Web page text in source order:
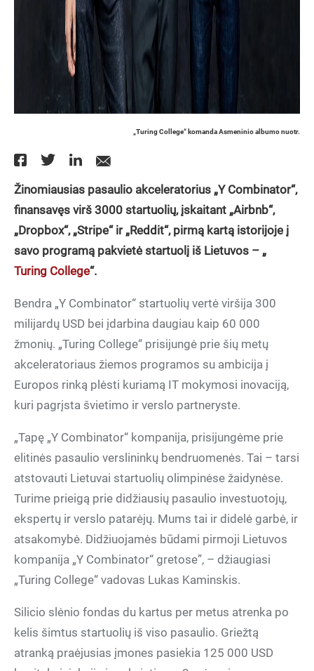
„Turing College“ komanda Asmeninio albumo nuotr.
Žinomiausias pasaulio akceleratorius „Y Combinator“,
finansavęs virš 3000 startuolių, įskaitant „Airbnb“,
„Dropbox“, „Stripe“ ir „Reddit“, pirmą kartą istorijoje į
savo programą pakvietė startuolį iš Lietuvos – „
Turing College“.
Bendra „Y Combinator“ startuolių vertė viršija 300
milijardų USD bei įdarbina daugiau kaip 60 000
žmonių. „Turing College“ prisijungė prie šių metų
akceleratoriaus žiemos programos su ambicija į
Europos rinką plėsti kuriamą IT mokymosi inovaciją,
kuri pagrįsta švietimo ir verslo partneryste.
„Tapę „Y Combinator“ kompanija, prisijungėme prie
elitinės pasaulio verslininkų bendruomenės. Tai – tarsi
atstovauti Lietuvai startuolių olimpinėse žaidynėse.
Turime prieigą prie didžiausių pasaulio investuotojų,
ekspertų ir verslo patarėjų. Mums tai ir didelė garbė, ir
atsakomybė. Didžiuojamės būdami pirmoji Lietuvos
kompanija „Y Combinator“ gretose”, – džiaugiasi
„Turing College“ vadovas Lukas Kaminskis.
Silicio slėnio fondas du kartus per metus atrenka po
kelis šimtus startuolių iš viso pasaulio. Griežtą
atranką praėjusias įmones pasiekia 125 000 USD